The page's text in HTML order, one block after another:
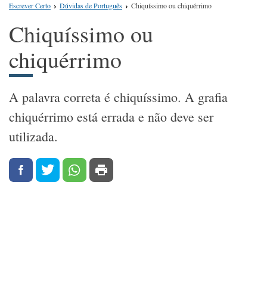
Escrever Certo Dúvidas de Português Chiquíssimo ou chiquérrimo
Chiquíssimo ou
chiquérrimo
A palavra correta é chiquíssimo. A grafia
chiquérrimo está errada e não deve ser
utilizada.